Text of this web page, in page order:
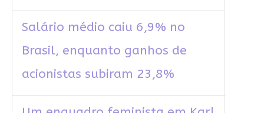
Salário médio caiu 6,9% no
Brasil, enquanto ganhos de
acionistas subiram 23,8%